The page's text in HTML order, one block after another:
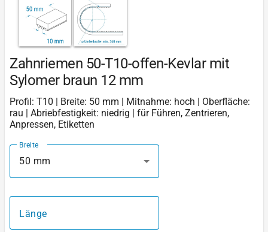
Zahnriemen 50-T10-offen-Kevlar mit
Sylomer braun 12 mm
Profil: T10 | Breite: 50 mm | Mitnahme: hoch | Oberfläche:
rau | Abriebfestigkeit: niedrig | für Führen, Zentrieren,
Anpressen, Etiketten
Breite
50 mm
Länge